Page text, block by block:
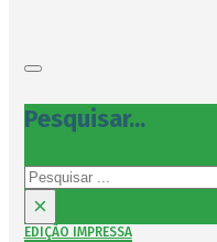
Pesquisar...
Pesquisar
×
EDIÇÃO IMPRESSA